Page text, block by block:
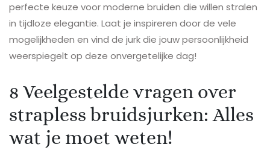
perfecte keuze voor moderne bruiden die willen stralen
in tijdloze elegantie. Laat je inspireren door de vele
mogelijkheden en vind de jurk die jouw persoonlijkheid
weerspiegelt op deze onvergetelijke dag!
8 Veelgestelde vragen over
strapless bruidsjurken: Alles
wat je moet weten!